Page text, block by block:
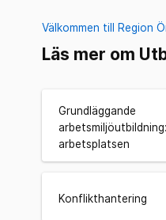
Välkommen till Region
Läs mer om
Grundläggande
arbetsplatsen
Konflikthantering